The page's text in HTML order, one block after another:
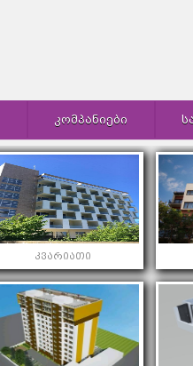
ᲙᲝᲛᲞᲐᲜᲘᲔᲑᲘ
კვარიათი